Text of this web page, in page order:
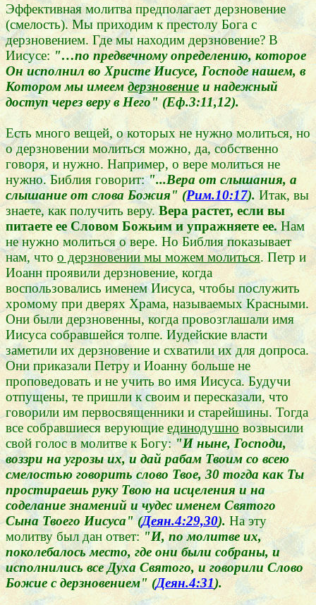
Эффективная молитва предполагает дерзновение
(смелость). Мы приходим к престолу Бога с
дерзновением. Где мы находим дерзновение? В
Иисусе:"…по предвечному определению, которое
Он исполнил во Христе Иисусе, Господе нашем, в
Котором мы имеем дерзновение и надежный
доступ через веру в Него" (Еф.3:11,12).
Есть много вещей, о которых не нужно молиться, но
о дерзновении молиться можно, да, собственно
говоря, и нужно. Например, о вере молиться не
нужно. Библия говорит:"...Вера от слышания, а
слышание от слова Божия" (Рим.10:17).Итак, вы
знаете, как получить веру.Вера растет, если вы
питаете ее Словом Божьим и упражняете ее.Нам
не нужно молиться о вере. Но Библия показывает
нам, чтоо дерзновении мы можем молиться. Петр и
Иоанн проявили дерзновение, когда
воспользовались именем Иисуса, чтобы послужить
хромому при дверях Храма, называемых Красными.
Они были дерзновенны, когда провозглашали имя
Иисуса собравшейся толпе. Иудейские власти
заметили их дерзновение и схватили их для допроса.
Они приказали Петру и Иоанну больше не
проповедовать и не учить во имя Иисуса. Будучи
отпущены, те пришли к своим и пересказали, что
говорили им первосвященники и старейшины. Тогда
все собравшиеся верующиеединодушновозвысили
свой голос в молитве к Богу:"И ныне, Господи,
воззри на угрозы их, и дай рабам Твоим со всею
смелостью говорить слово Твое, 30 тогда как Ты
простираешь руку Твою на исцеления и на
соделание знамений и чудес именем Святого
Сына Твоего Иисуса" (Деян.4:29,30). На эту
молитву был дан ответ:"И, по молитве их,
поколебалось место, где они были собраны, и
исполнились все Духа Святого, и говорили Слово
Божие с дерзновением" (Деян.4:31).